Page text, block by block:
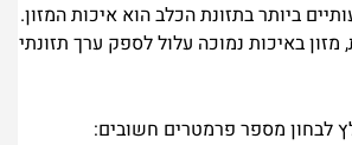
ביותר בתזונת הכלב הוא איכות המזון.
באיכות נמוכה עלול לספק ערך תזונתי
לבחון מספר פרמטרים חשובים: